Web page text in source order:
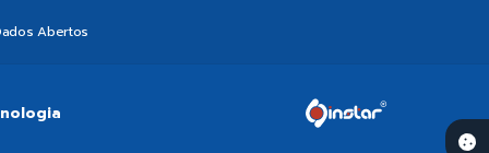
Abertos